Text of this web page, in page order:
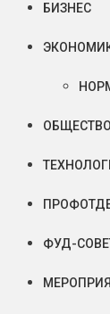
БИЗНЕС
ОБЩЕСТВО
ФУД-